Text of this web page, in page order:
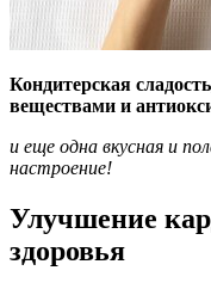
Кондитерская
веществами и
и еще одна вкусная и
настроение!
Улучшение
здоровья